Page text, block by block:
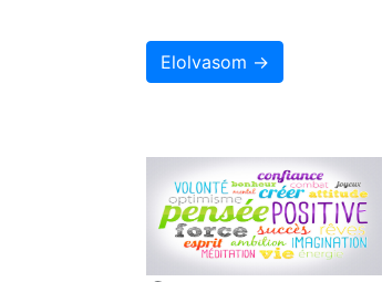
Elolvasom →